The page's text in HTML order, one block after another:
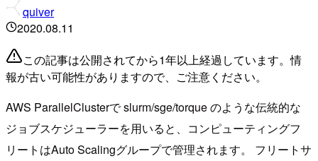
quiver
2020.08.11
この記事は公開されてから1年以上経過しています。情
報が古い可能性がありますので、ご注意ください。
AWS ParallelClusterで slurm/sge/torque のような伝統的な
ジョブスケジューラーを用いると、コンピューティングフ
リートはAuto Scalingグループで管理されます。 フリートサ